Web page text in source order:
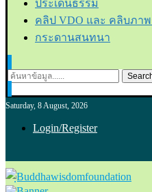
ประเด็นธรรม
คลิป VDO และ คลิบภา
กระดานสนทนา
Saturday, 8 August, 2026
Login/Register